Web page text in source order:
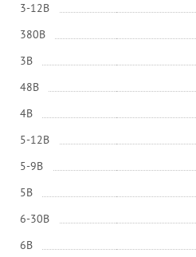
3-12В
380В
3В
48В
4В
5-12В
5-9В
5В
6-30В
6В